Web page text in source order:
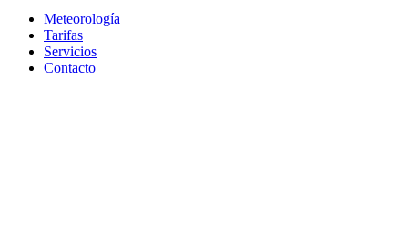
Meteorología
Tarifas
Servicios
Contacto